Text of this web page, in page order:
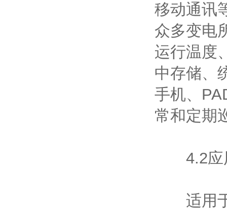
移动通讯
众多变电
运行温度
中存储、
手机、
常和定期
4.2应
适用于